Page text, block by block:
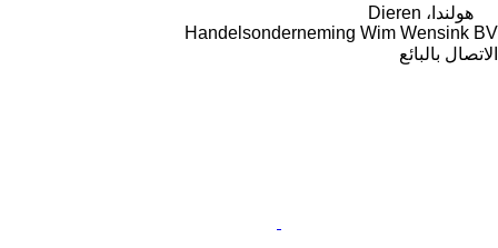
هولندا، Dieren
Handelsonderneming Wim Wensink BV
الاتصال بالبائع